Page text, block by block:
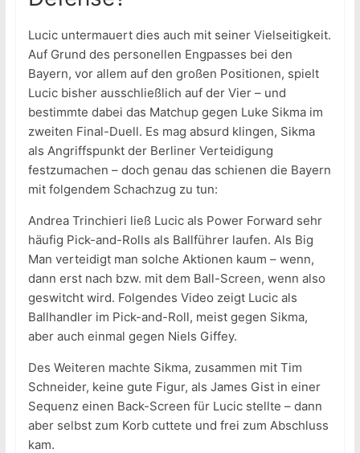
Lucic untermauert dies auch mit seiner Vielseitigkeit.
Auf Grund des personellen Engpasses bei den
Bayern, vor allem auf den großen Positionen, spielt
Lucic bisher ausschließlich auf der Vier – und
bestimmte dabei das Matchup gegen Luke Sikma im
zweiten Final-Duell. Es mag absurd klingen, Sikma
als Angriffspunkt der Berliner Verteidigung
festzumachen – doch genau das schienen die Bayern
mit folgendem Schachzug zu tun:
Andrea Trinchieri ließ Lucic als Power Forward sehr
häufig Pick-and-Rolls als Ballführer laufen. Als Big
Man verteidigt man solche Aktionen kaum – wenn,
dann erst nach bzw. mit dem Ball-Screen, wenn also
geswitcht wird. Folgendes Video zeigt Lucic als
Ballhandler im Pick-and-Roll, meist gegen Sikma,
aber auch einmal gegen Niels Giffey.
Des Weiteren machte Sikma, zusammen mit Tim
Schneider, keine gute Figur, als James Gist in einer
Sequenz einen Back-Screen für Lucic stellte – dann
aber selbst zum Korb cuttete und frei zum Abschluss
kam.